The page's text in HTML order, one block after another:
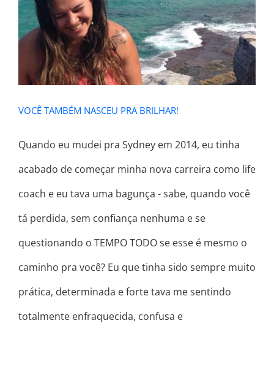
VOCÊ TAMBÉM NASCEU PRA
BRILHAR!
VOCÊ TAMBÉM NASCEU PRA BRILHAR!
Quando eu mudei pra Sydney em 2014, eu tinha
acabado de começar minha nova carreira como life
coach e eu tava uma bagunça - sabe, quando você
tá perdida, sem confiança nenhuma e se
questionando o TEMPO TODO se esse é mesmo o
caminho pra você? Eu que tinha sido sempre muito
prática, determinada e forte tava me sentindo
totalmente enfraquecida, confusa e